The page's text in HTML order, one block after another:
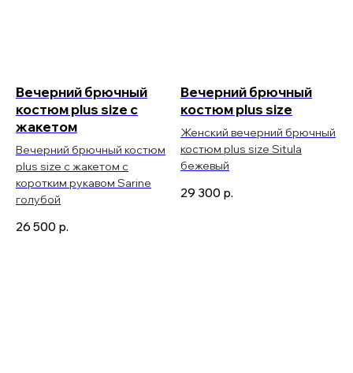
Вечерний брючный
костюм plus size с
жакетом
Вечерний брючный костюм
plus size с жакетом с
коротким рукавом Sarine
голубой
26 500 р.
Вечерний брючный
костюм plus size
Женский вечерний брючный
костюм plus size Situla
бежевый
29 300 р.